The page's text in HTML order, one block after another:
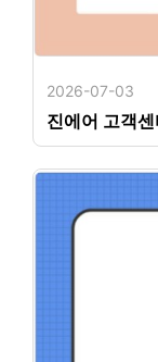
2026-07-03
진에어 고객